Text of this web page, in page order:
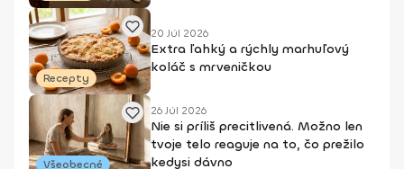
Recepty
20 Júl 2026
Extra ľahký a rýchly marhuľový
koláč s mrveničkou
Všeobecné
26 Júl 2026
Nie si príliš precitlivená. Možno len
tvoje telo reaguje na to, čo prežilo
kedysi dávno